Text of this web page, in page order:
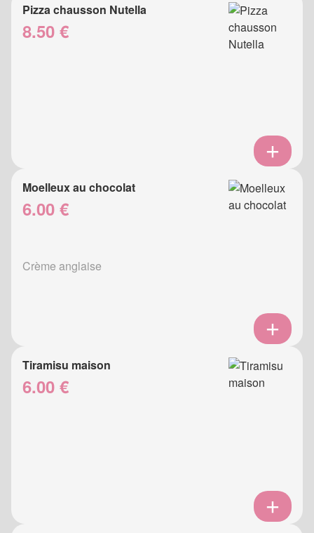
Pizza chausson Nutella
8.50 €
Moelleux au chocolat
6.00 €
Crème anglaise
Tiramisu maison
6.00 €